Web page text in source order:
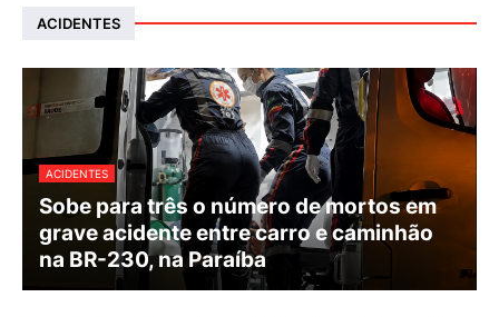
ACIDENTES
ACIDENTES
Sobe para três o número de mortos em
grave acidente entre carro e caminhão
na BR-230, na Paraíba